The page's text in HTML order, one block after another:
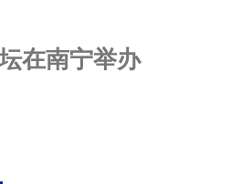
在南宁举办